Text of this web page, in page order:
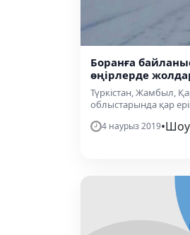
Боранға
өңірлерде
Түркістан, Жамбыл,
облыстарында қар
4 наурыз 2019•